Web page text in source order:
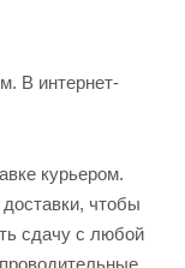
В интернет-
курьером.
чтобы
сдачу с любой